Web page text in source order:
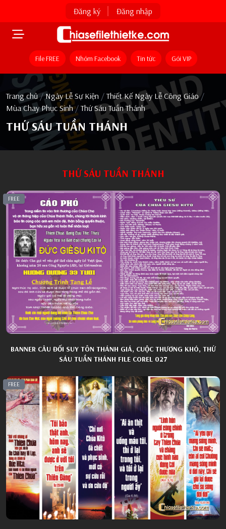
Đăng ký Đăng nhập
File FREE Nhóm Facebook Tin tức Gói VIP
Trang chủ / Ngày Lễ Sự Kiện / Thiết Kế Ngày Lễ Công Giáo /
Mùa Chay Phục Sinh / Thứ Sáu Tuần Thánh
THỨ SÁU TUẦN THÁNH
THỨ SÁU TUẦN THÁNH
FREE
BANNER CÂU ĐỐI SUY TÔN THÁNH GIÁ, CUỘC THƯƠNG KHÓ, THỨ
SÁU TUẦN THÁNH FILE COREL 027
FREE